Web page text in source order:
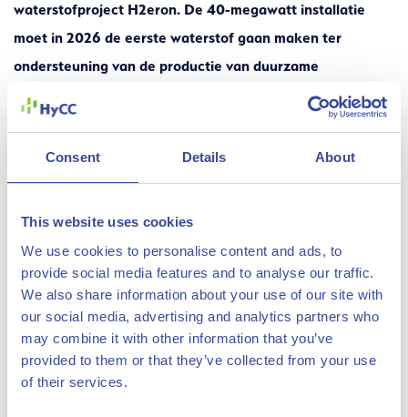
Consent Details About
This website uses cookies
We use cookies to personalise content and ads, to
provide social media features and to analyse our traffic.
We also share information about your use of our site with
our social media, advertising and analytics partners who
may combine it with other information that you’ve
provided to them or that they’ve collected from your use
of their services.
The Hydrogen Chemistry
Company
waterstofproject H2eron. De 40-megawatt installatie
moet in 2026 de eerste waterstof gaan maken ter
ondersteuning van de productie van duurzame
vliegtuigbrandstoffen op het Chemie Park Delfzijl.
HyCC heeft Kraftanlagen Energies & Services gecontracteerd
voor het basisontwerp en de engineering (FEED) van de
elektrolyse-stacks. HyCC wordt de operator van de fabriek, die
met Nel's atmosferische alkaline electrolyzers groene waterstof
gaat produceren uit hernieuwbare stroom en water. H2eron
wordt één van de eerste fabrieken die de technologie op deze
schaal toepast.
De waterstof zal worden gebruikt door SkyNRG om duurzame